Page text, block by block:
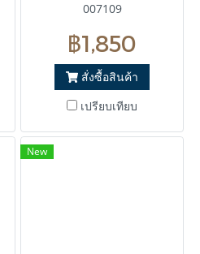
007109
฿1,850
สั่งซื้อสินค้า
เปรียบเทียบ
New